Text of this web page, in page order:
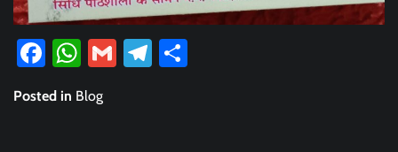
Facebook
WhatsApp
GmailTelegram
Posted in Blog